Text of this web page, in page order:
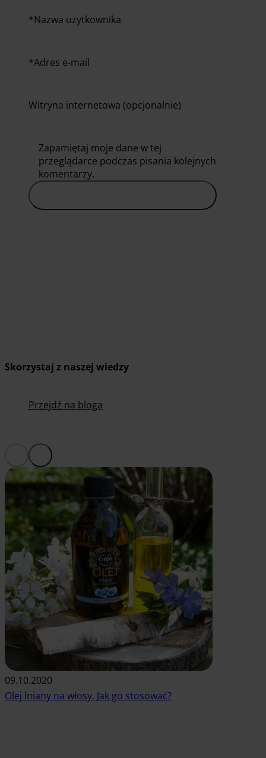
*Nazwa użytkownika
*Adres e-mail
Witryna internetowa (opcjonalnie)
Zapamiętaj moje dane w tej
przeglądarce podczas pisania kolejnych
komentarzy.
Skorzystaj z naszej wiedzy
Przejdź na bloga
09.10.2020
Olej lniany na włosy. Jak go stosować?